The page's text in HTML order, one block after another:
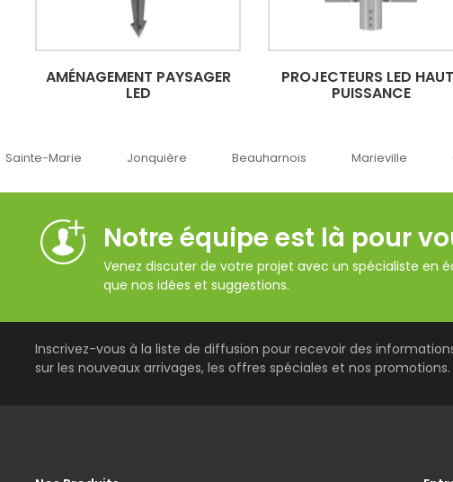
AMÉNAGEMENT PAYSAGER
LED
PROJECTEURS LED
PUISSANCE
Jonquière Beauharnois Marieville Québec
Notre équipe est là pour
Venez discuter de votre projet avec un spécialiste en
que nos idées et suggestions.
Inscrivez-vous à la liste de diffusion pour recevoir des
sur les nouveaux arrivages, les offres spéciales et nos promotions.